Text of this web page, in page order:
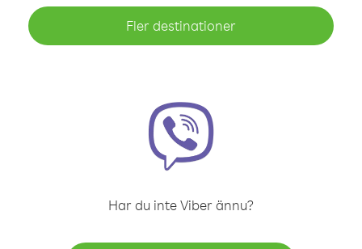
Fler destinationer
Har du inte Viber ännu?